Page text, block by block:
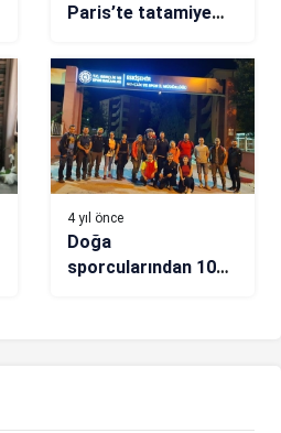
Paris’te tatamiye
4 yıl önce
Doğa
sporcularından 10